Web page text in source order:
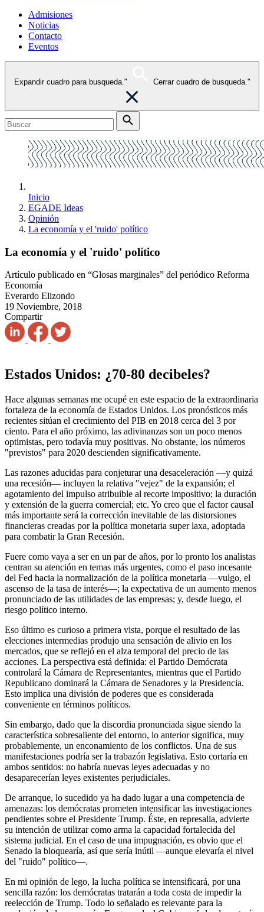
Admisiones
Noticias
Contacto
Eventos
Expandir cuadro para busqueda." Cerrar cuadro de busqueda."
Inicio
EGADE Ideas
Opinión
La economía y el 'ruido' político
La economía y el 'ruido' político
Artículo publicado en “Glosas marginales” del periódico Reforma
Economía
Everardo Elizondo
19 Noviembre, 2018
Compartir
Estados Unidos: ¿70-80 decibeles?
Hace algunas semanas me ocupé en este espacio de la extraordinaria
fortaleza de la economía de Estados Unidos. Los pronósticos más
recientes sitúan el crecimiento del PIB en 2018 cerca del 3 por
ciento. Para el año próximo, las adivinanzas son un poco menos
optimistas, pero todavía muy positivas. No obstante, los números
"previstos" para 2020 descienden significativamente.
Las razones aducidas para conjeturar una desaceleración —y quizá
una recesión— incluyen la relativa "vejez" de la expansión; el
agotamiento del impulso atribuible al recorte impositivo; la duración
y extensión de la guerra comercial; etc. Yo creo que el factor causal
más importante será la corrección inevitable de las distorsiones
financieras creadas por la política monetaria super laxa, adoptada
para combatir la Gran Recesión.
Fuere como vaya a ser en un par de años, por lo pronto los analistas
centran su atención en temas más urgentes, como el paso incesante
del Fed hacia la normalización de la política monetaria —vulgo, el
ascenso de la tasa de interés—; la expectativa de un aumento menos
pronunciado de las utilidades de las empresas; y, desde luego, el
riesgo político interno.
Eso último es curioso a primera vista, porque el resultado de las
elecciones intermedias produjo una sensación de alivio en los
mercados, que se reflejó en el alza temporal del precio de las
acciones. La perspectiva está definida: el Partido Demócrata
controlará la Cámara de Representantes, mientras que el Partido
Republicano dominará la Cámara de Senadores y la Presidencia.
Esto implica una división de poderes que es considerada
conveniente en términos políticos.
Sin embargo, dado que la discordia pronunciada sigue siendo la
característica sobresaliente del entorno, lo anterior significa, muy
probablemente, un enconamiento de los conflictos. Una de sus
manifestaciones podría ser la trabazón legislativa. Esto cortaría en
ambos sentidos: no habría nuevas leyes adecuadas y no
desaparecerían leyes existentes perjudiciales.
De arranque, lo sucedido ya ha dado lugar a una competencia de
amenazas: los demócratas prometen intensificar las investigaciones
pendientes sobre el Presidente Trump. Éste, en represalia, advierte
su intención de utilizar como arma la capacidad fortalecida del
sistema judicial. En el caso de una impugnación, es obvio que el
Senado la bloquearía, así que sería inútil —aunque elevaría el nivel
del "ruido" político—.
En mi opinión de lego, la lucha política se intensificará, por una
sencilla razón: los demócratas tratarán a toda costa de impedir la
reelección de Trump. Todo lo señalado es relevante para la